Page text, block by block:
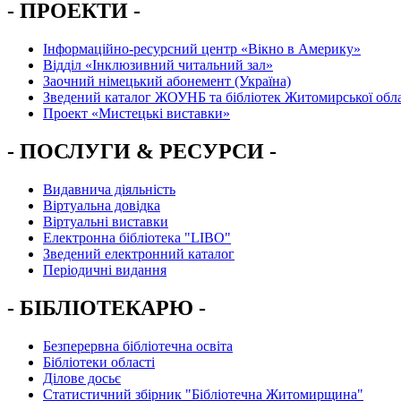
- ПРОЕКТИ -
Інформаційно-ресурсний центр «Вікно в Америку»
Вiддiл «Інклюзивний читальний зал»
Заочний німецький абонемент (Україна)
Зведений каталог ЖОУНБ та бібліотек Житомирської
Проект «Мистецькі виставки»
- ПОСЛУГИ & РЕСУРСИ -
Видавнича діяльність
Віртуальна довідка
Віртуальні виставки
Електронна бібліотека "LIBO"
Зведений електронний каталог
Періодичні видання
- БІБЛІОТЕКАРЮ -
Безперервна бібліотечна освіта
Бібліотеки області
Ділове досьє
Статистичний збірник "Бібліотечна Житомирщина"